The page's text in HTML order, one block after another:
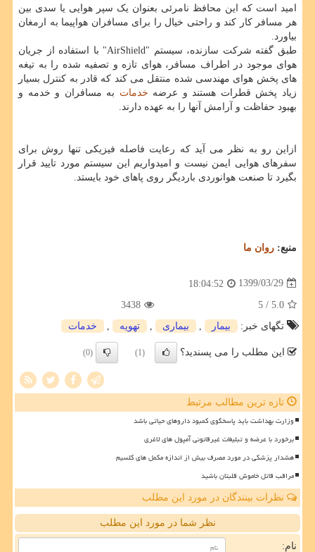
امید است که این محافظ نامرئی بعنوان یک سپر هوایی یا سدی بین
هر مسافر کار کند و راحتی خیال را برای مسافران هواپیما به ارمغان
بیاورد.
طبق گفته شرکت سازنده، سیستم "AirShield" با استفاده از جریان
هوای موجود در اطراف مسافر، هوای تازه و تصفیه شده را به تیغه
های پخش هوای مهندسی شده منتقل می کند که قادر به کنترل بسیار
زیاد پخش قطرات هستند و عرضه خدمات به مسافران و خدمه و
بهبود حفاظت و آرامش آنها را به عهده دارند.
ازاین رو به نظر می آید که رعایت فاصله فیزیکی تنها روش برای
سفرهای هوایی ایمن نیست و امیدواریم این سیستم مورد تایید قرار
بگیرد تا صنعت هوانوردی باردیگر روی پاهای خود بایستد.
منبع: روان ما
1399/03/29
18:04:52
5.0
/ 5
3438
تگهای خبر:
بیمار بیماری تهویه خدمات
این مطلب را می پسندید؟ (1)
(0)
تازه ترین مطالب مرتبط
وزارت بهداشت باید پاسخگوی کمبود داروهای حیاتی باشد
برخورد با عرضه و تبلیغات غیرقانونی آمپول های لاغری
هشدار پزشکی در مورد مصرف بیش از اندازه مکمل های کلسیم
مراقب قاتل خاموش قلبتان باشید
نظرات بینندگان در مورد این مطلب
نظر شما در مورد این مطلب
نام: